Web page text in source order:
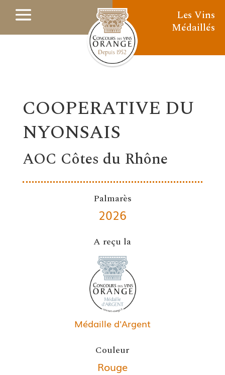
Les Vins
Médaillés
COOPERATIVE DU
NYONSAIS
AOC Côtes du Rhône
Palmarès
2026
A reçu la
Médaille d'Argent
Couleur
Rouge